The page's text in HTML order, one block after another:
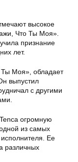
высокое
Что Ты Моя».
признание
лет.
Ты Моя», обладает
выпустил
с другими
огромную
из самых
Ее
различных